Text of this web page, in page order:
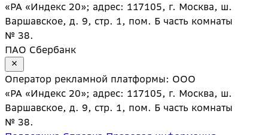
«РА «Индекс 20»; адрес: 117105, г. Москва, ш.
Варшавское, д. 9, стр. 1, пом. Б часть комнаты
№ 38.
ПАО Сбербанк
Оператор рекламной платформы: ООО
«РА «Индекс 20»; адрес: 117105, г. Москва, ш.
Варшавское, д. 9, стр. 1, пом. Б часть комнаты
№ 38.